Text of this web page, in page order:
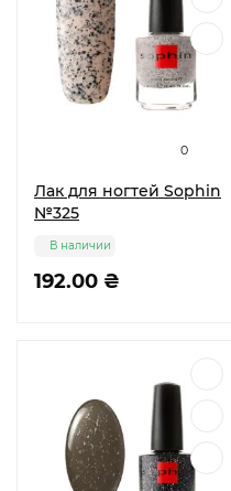
0
Лак для ногтей Sophin
№325
192.00 ₴
В наличии